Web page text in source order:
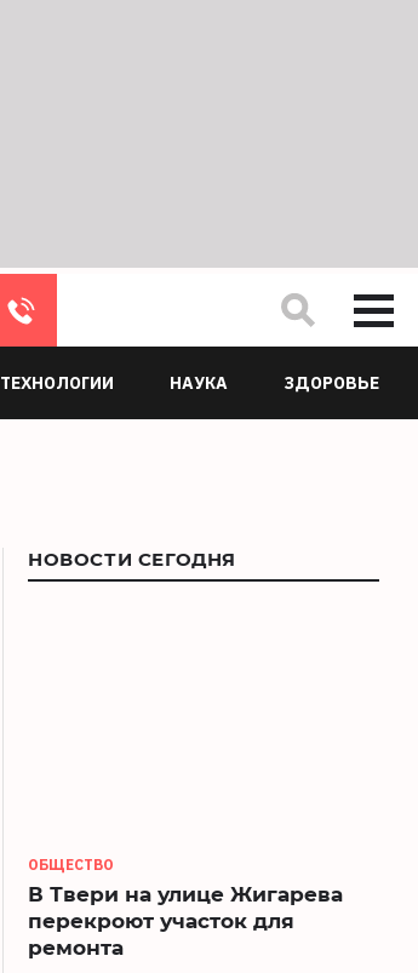
ТЕХНОЛОГИИ НАУКА ЗДОРОВЬЕ
НОВОСТИ СЕГОДНЯ
ОБЩЕСТВО
В Твери на улице Жигарева
перекроют участок для
ремонта